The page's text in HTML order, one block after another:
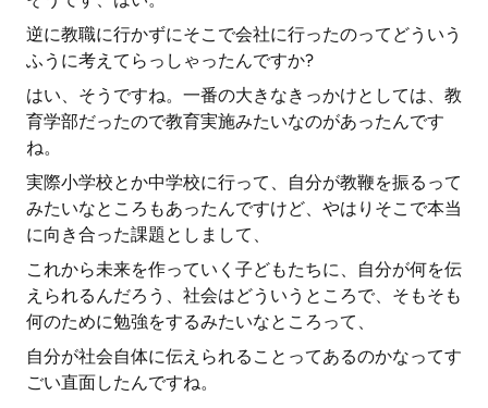
逆に教職に行かずにそこで会社に行ったのってどういう
ふうに考えてらっしゃったんですか?
はい、そうですね。一番の大きなきっかけとしては、教
育学部だったので教育実施みたいなのがあったんです
ね。
実際小学校とか中学校に行って、自分が教鞭を振るって
みたいなところもあったんですけど、やはりそこで本当
に向き合った課題としまして、
これから未来を作っていく子どもたちに、自分が何を伝
えられるんだろう、社会はどういうところで、そもそも
何のために勉強をするみたいなところって、
自分が社会自体に伝えられることってあるのかなってす
ごい直面したんですね。